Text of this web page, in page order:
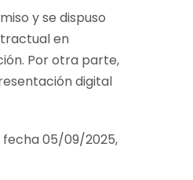
y se dispuso
en
Por otra parte,
digital
fecha 05/09/2025,